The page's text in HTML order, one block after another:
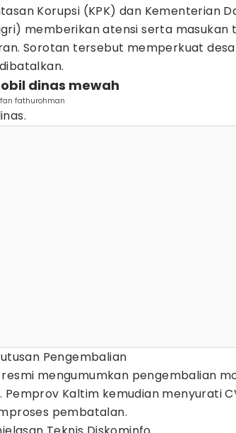
Korupsi (KPK) dan Kementerian
memberikan atensi serta masukan
Sorotan tersebut memperkuat
dinas mewah
fathurohman
Pengembalian
mengumumkan pengembalian
Pemprov Kaltim kemudian menyurati
pembatalan.